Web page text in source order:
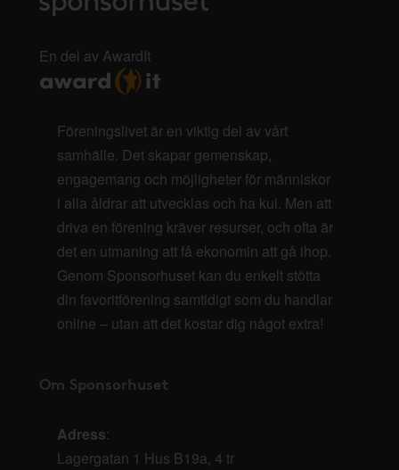
En del av AwardIt
Föreningslivet är en viktig del av vårt
samhälle. Det skapar gemenskap,
engagemang och möjligheter för människor
i alla åldrar att utvecklas och ha kul. Men att
driva en förening kräver resurser, och ofta är
det en utmaning att få ekonomin att gå ihop.
Genom Sponsorhuset kan du enkelt stötta
din favoritförening samtidigt som du handlar
online – utan att det kostar dig något extra!
Om Sponsorhuset
Adress:
Lagergatan 1 Hus B19a, 4 tr